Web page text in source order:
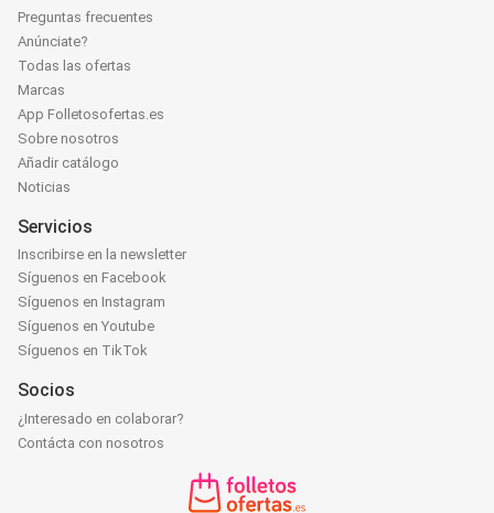
Preguntas frecuentes
Anúnciate?
Todas las ofertas
Marcas
App Folletosofertas.es
Sobre nosotros
Añadir catálogo
Noticias
Servicios
Inscribirse en la newsletter
Síguenos en Facebook
Síguenos en Instagram
Síguenos en Youtube
Síguenos en TikTok
Socios
¿Interesado en colaborar?
Contácta con nosotros